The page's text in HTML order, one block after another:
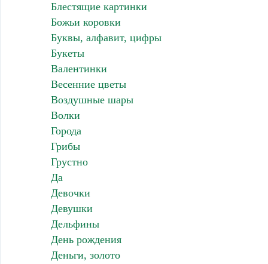
Блестящие картинки
Божьи коровки
Буквы, алфавит, цифры
Букеты
Валентинки
Весенние цветы
Воздушные шары
Волки
Города
Грибы
Грустно
Да
Девочки
Девушки
Дельфины
День рождения
Деньги, золото